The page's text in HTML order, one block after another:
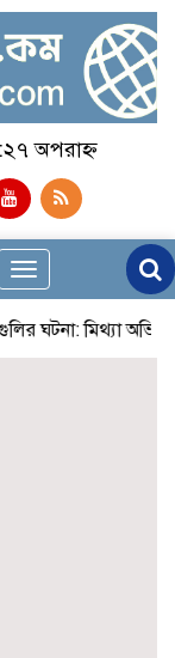
অপরাহ্ন
Toggle
navigation
মিথ্যা অভিযোগে